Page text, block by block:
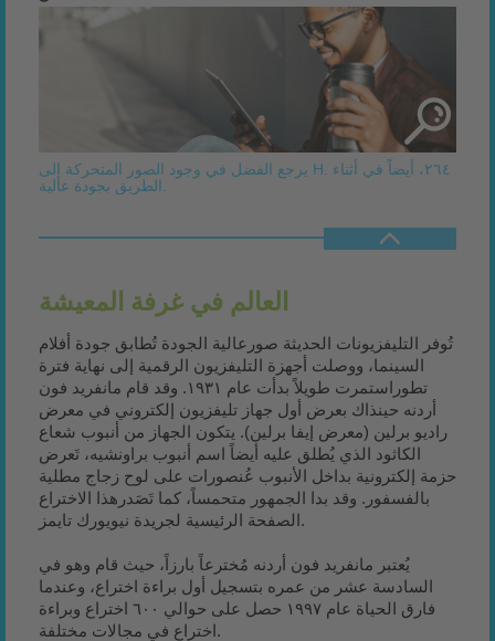
يرجع الفضل في وجود الصور المتحركة إلى H. ٢٦٤، أيضاً في أثناء
العالم في غرفة المعيشة
تُوفر التليفزيونات الحديثة صورعالية الجودة تُطابق جودة أفلام
السينما، ووصلت أجهزة التليفزيون الرقمية إلى نهاية فترة
تطوراستمرت طويلاً بدأت عام ١٩٣١. وقد قام مانفريد فون
أردنه حينذاك بعرض أول جهاز تليفزيون إلكتروني في معرض
راديو برلين (معرض إيفا برلين). يتكون الجهاز من أنبوب شعاع
الكاثود الذي يُطلق عليه أيضاً اسم أنبوب براونشيه، تَعرض
حزمة إلكترونية بداخل الأنبوب عُنصورات على لوح زجاج مطلية
بالفسفور. وقد بدا الجمهور متحمساً، كما تَصَدرهذا الاختراع
الصفحة الرئيسية لجريدة نيويورك تايمز.
يُعتبر مانفريد فون أردنه مُخترعاً بارزاً، حيث قام وهو في
السادسة عشر من عمره بتسجيل أول براءة اختراع، وعندما
فارق الحياة عام ١٩٩٧ حصل على حوالي ٦٠٠ اختراع وبراءة
اختراع في مجالات مختلفة.